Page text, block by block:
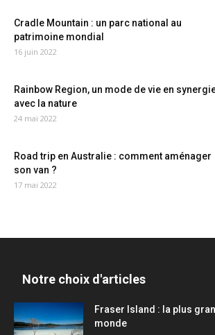
Cradle Mountain : un parc national au
patrimoine mondial
16 juin 2022
Rainbow Region, un mode de vie en
avec la nature
24 mai 2022
Road trip en Australie : comment aménager
son van ?
17 mai 2022
Notre choix d'articles
Fraser Island : la plus
monde